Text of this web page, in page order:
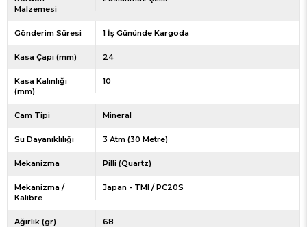
Malzemesi
Gönderim Süresi 1 İş Gününde Kargoda
Kasa Çapı (mm) 24
Kasa Kalınlığı
(mm)
10
Cam Tipi Mineral
Su Dayanıklılığı 3 Atm (30 Metre)
Mekanizma Pilli (Quartz)
Mekanizma /
Kalibre
Japan - TMI / PC20S
Ağırlık (gr) 68